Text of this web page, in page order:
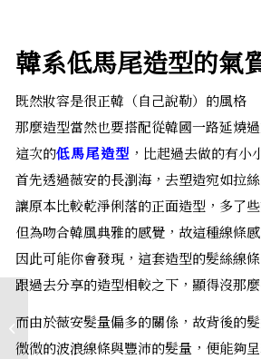
韓系低馬尾造型的氣
既然妝容是很正韓（自己說勒）的風格
那麼造型當然也要搭配從韓國一路延燒
這次的低馬尾造型 ，比起過去做的有小
首先透過薇安的長瀏海，去塑造宛如拉
讓原本比較乾淨俐落的正面造型，多了
但為吻合韓風典雅的感覺，故這種線條
因此可能你會發現，這套造型的髮絲線條
跟過去分享的造型相較之下，顯得沒那
而由於薇安髮量偏多的關係，故背後的
微微的波浪線條與豐沛的髮量，便能夠
幸福點滴～攝影英聖-文
鏡&美�...